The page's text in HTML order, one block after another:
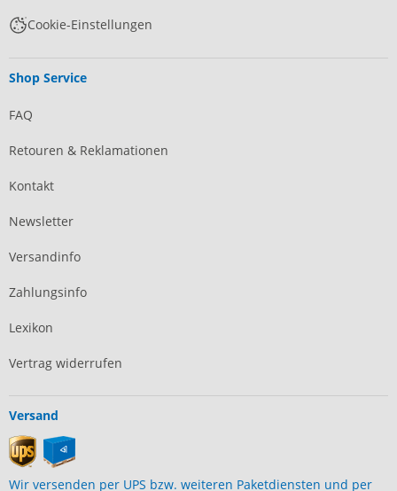
Cookie-Einstellungen
Shop Service
FAQ
Retouren & Reklamationen
Kontakt
Newsletter
Versandinfo
Zahlungsinfo
Lexikon
Vertrag widerrufen
Versand
Wir versenden per UPS bzw. weiteren Paketdiensten und per